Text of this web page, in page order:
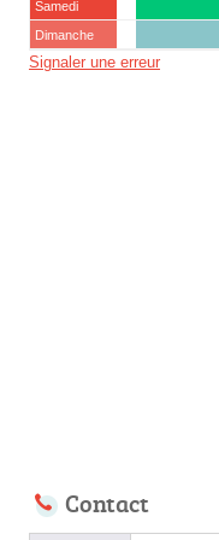
Samedi
Dimanche
Signaler une erreur
Contact